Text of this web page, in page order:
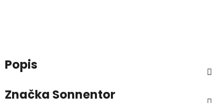
Popis
Značka Sonnentor